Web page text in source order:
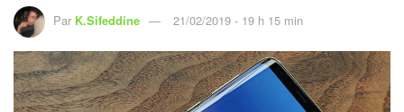
Par K.Sifeddine 21/02/2019 - 19 h 15 min